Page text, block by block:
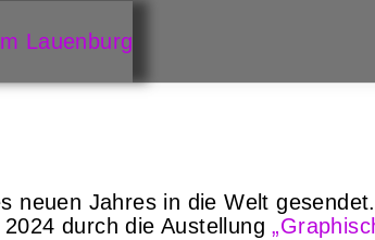
neuen Jahres in die Welt
durch die Austellung